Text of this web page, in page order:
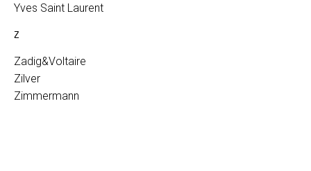
Yves Saint Laurent
Z
Zadig&Voltaire
Zilver
Zimmermann